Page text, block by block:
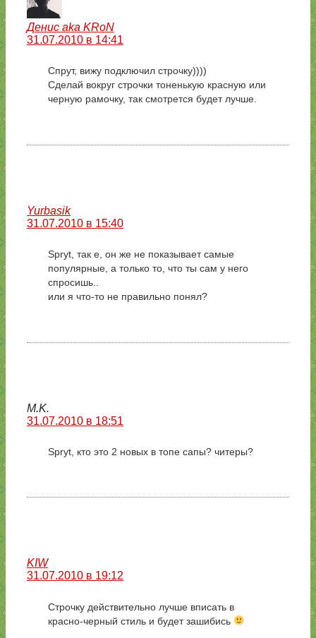
Денис aka KRoN
31.07.2010 в 14:41
Спрут, вижу подключил строчку))))
Сделай вокруг строчки тоненькую красную или
черную рамочку, так смотрется будет лучше.
Yurbasik
31.07.2010 в 15:40
Spryt, так е, он же не показывает самые
популярные, а только то, что ты сам у него
спросишь..
или я что-то не правильно понял?
M.K.
31.07.2010 в 18:51
Spryt, кто это 2 новых в топе сапы? читеры?
KIW
31.07.2010 в 19:12
Строчку действительно лучше вписать в
красно-черный стиль и будет зашибись